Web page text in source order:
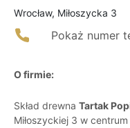
Wrocław, Miłoszycka 3
Pokaż numer
O firmie:
Skład drewna Tartak
Miłoszyckiej 3 w